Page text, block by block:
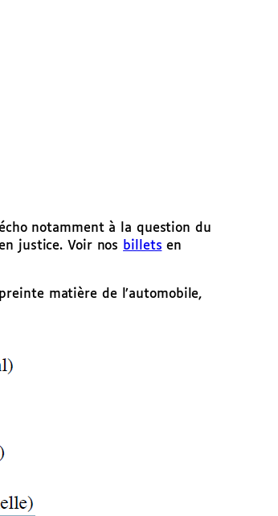
notamment à la question du
justice. Voir nos billets en
matière de l’automobile,